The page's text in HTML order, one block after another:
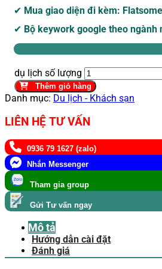
✔ Mua giao diện đi kèm:
✔ Bộ keywork google theo ngành
dụ lịch số lượng
Thêm giỏ hàng
Danh mục: Du lịch - Khách sạn
LIÊN HỆ TƯ VẤN
0936 79 1627 (zalo)
Nhắn Messenger
Tham gia group
Gửi Tư vấn ngay
Mô tả
Hướng dẫn cài đặt
Đánh giá